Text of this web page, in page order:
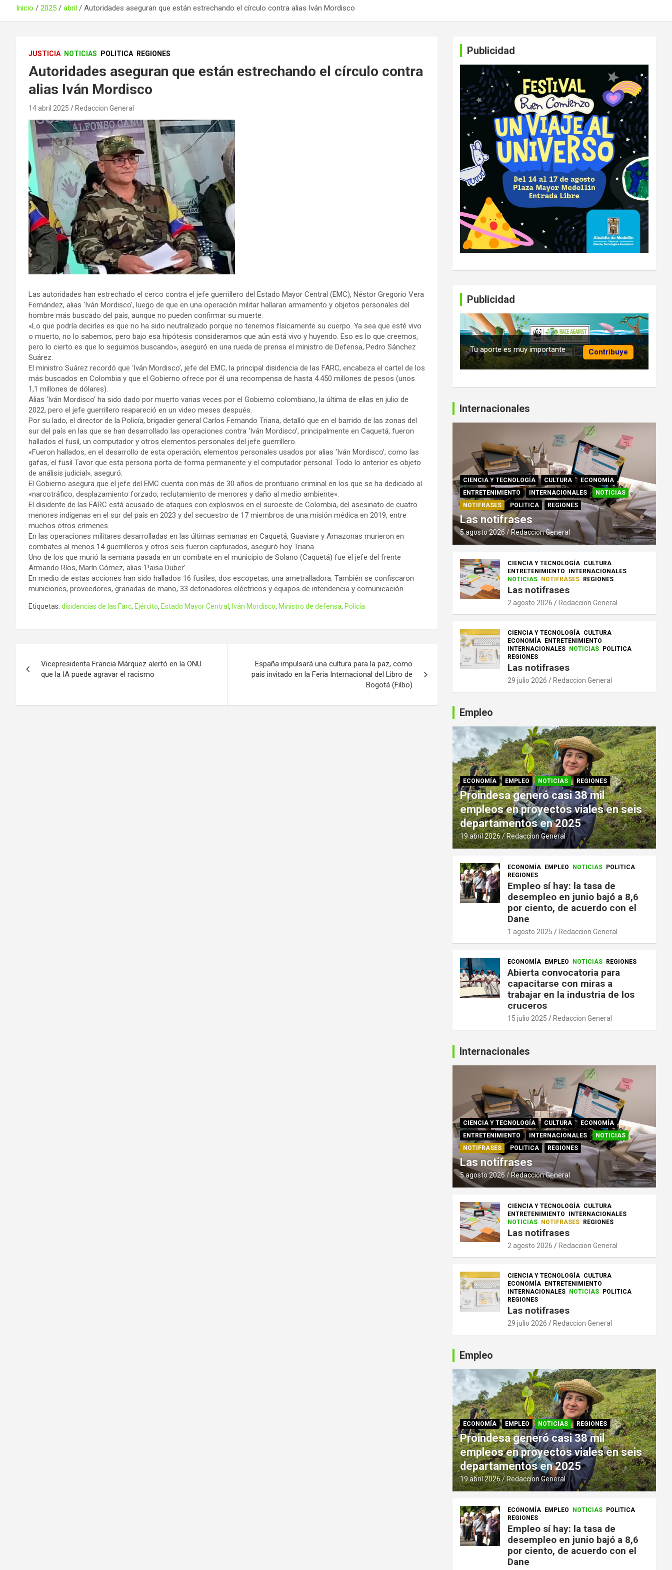
Inicio 2025 abril Autoridades aseguran que están estrechando el círculo contra alias Iván Mordisco
JUSTICIA NOTICIAS POLITICA REGIONES
Autoridades aseguran que están estrechando el círculo contra
alias Iván Mordisco
14 abril 2025 Redaccion General
Las autoridades han estrechado el cerco contra el jefe guerrillero del Estado Mayor Central (EMC), Néstor Gregorio Vera
Fernández, alias ‘Iván Mordisco’, luego de que en una operación militar hallaran armamento y objetos personales del
hombre más buscado del país, aunque no pueden confirmar su muerte.
«Lo que podría decirles es que no ha sido neutralizado porque no tenemos físicamente su cuerpo. Ya sea que esté vivo
o muerto, no lo sabemos, pero bajo esa hipótesis consideramos que aún está vivo y huyendo. Eso es lo que creemos,
pero lo cierto es que lo seguimos buscando», aseguró en una rueda de prensa el ministro de Defensa, Pedro Sánchez
Suárez.
El ministro Suárez recordó que ‘Iván Mordisco’, jefe del EMC, la principal disidencia de las FARC, encabeza el cartel de los
más buscados en Colombia y que el Gobierno ofrece por él una recompensa de hasta 4.450 millones de pesos (unos
1,1 millones de dólares).
Alias ‘Iván Mordisco’ ha sido dado por muerto varias veces por el Gobierno colombiano, la última de ellas en julio de
2022, pero el jefe guerrillero reapareció en un video meses después.
Por su lado, el director de la Policía, brigadier general Carlos Fernando Triana, detalló que en el barrido de las zonas del
sur del país en las que se han desarrollado las operaciones contra ‘Iván Mordisco’, principalmente en Caquetá, fueron
hallados el fusil, un computador y otros elementos personales del jefe guerrillero.
«Fueron hallados, en el desarrollo de esta operación, elementos personales usados por alias ‘Iván Mordisco’, como las
gafas, el fusil Tavor que esta persona porta de forma permanente y el computador personal. Todo lo anterior es objeto
de análisis judicial», aseguró.
El Gobierno asegura que el jefe del EMC cuenta con más de 30 años de prontuario criminal en los que se ha dedicado al
«narcotráfico, desplazamiento forzado, reclutamiento de menores y daño al medio ambiente».
El disidente de las FARC está acusado de ataques con explosivos en el suroeste de Colombia, del asesinato de cuatro
menores indígenas en el sur del país en 2023 y del secuestro de 17 miembros de una misión médica en 2019, entre
muchos otros crímenes.
En las operaciones militares desarrolladas en las últimas semanas en Caquetá, Guaviare y Amazonas murieron en
combates al menos 14 guerrilleros y otros seis fueron capturados, aseguró hoy Triana.
Uno de los que murió la semana pasada en un combate en el municipio de Solano (Caquetá) fue el jefe del frente
Armando Ríos, Marín Gómez, alias ‘Paisa Duber’.
En medio de estas acciones han sido hallados 16 fusiles, dos escopetas, una ametralladora. También se confiscaron
municiones, proveedores, granadas de mano, 33 detonadores eléctricos y equipos de intendencia y comunicación.
Etiquetas: disidencias de las Farc, Ejército, Estado Mayor Central, Iván Mordisco, Ministro de defensa, Policía
de
Vicepresidenta Francia Márquez alertó en la ONU
que la IA puede agravar el racismo
España impulsará una cultura para la paz, como
país invitado en la Feria Internacional del Libro de
Bogotá (Filbo)
Publicidad
Publicidad
Contribuye
Tu aporte es muy importante
Internacionales
CIENCIA Y TECNOLOGÍA CULTURA
ECONOMÍA
ENTRETENIMIENTO
INTERNACIONALES
NOTICIAS
NOTIFRASES
POLITICA REGIONES
Las notifrases
5 agosto 2026 Redaccion General
CIENCIA Y TECNOLOGÍA CULTURA
ENTRETENIMIENTO
INTERNACIONALES
NOTICIAS
NOTIFRASES REGIONES
Las notifrases
2 agosto 2026 Redaccion General
CIENCIA Y TECNOLOGÍA CULTURA
ECONOMÍA
ENTRETENIMIENTO
INTERNACIONALES
NOTICIAS
POLITICA
REGIONES
Las notifrases
29 julio 2026 Redaccion General
Empleo
ECONOMÍA EMPLEO NOTICIAS REGIONES
Proindesa generó casi 38 mil
empleos en proyectos viales en seis
departamentos en 2025
19 abril 2026 Redaccion General
ECONOMÍA EMPLEO NOTICIAS
POLITICA
REGIONES
Empleo sí hay: la tasa de
desempleo en junio bajó a 8,6
por ciento, de acuerdo con el
Dane
1 agosto 2025 Redaccion General
ECONOMÍA EMPLEO NOTICIAS REGIONES
Abierta convocatoria para
capacitarse con miras a
trabajar en la industria de los
cruceros
15 julio 2025 Redaccion General
Internacionales
CIENCIA Y TECNOLOGÍA CULTURA
ECONOMÍA
ENTRETENIMIENTO
INTERNACIONALES
NOTICIAS
NOTIFRASES
POLITICA REGIONES
Las notifrases
5 agosto 2026 Redaccion General
CIENCIA Y TECNOLOGÍA CULTURA
ENTRETENIMIENTO
INTERNACIONALES
NOTICIAS
NOTIFRASES REGIONES
Las notifrases
2 agosto 2026 Redaccion General
CIENCIA Y TECNOLOGÍA CULTURA
ECONOMÍA
ENTRETENIMIENTO
INTERNACIONALES
NOTICIAS
POLITICA
REGIONES
Las notifrases
29 julio 2026 Redaccion General
Empleo
ECONOMÍA EMPLEO NOTICIAS REGIONES
Proindesa generó casi 38 mil
empleos en proyectos viales en seis
departamentos en 2025
19 abril 2026 Redaccion General
ECONOMÍA EMPLEO NOTICIAS
POLITICA
REGIONES
Empleo sí hay: la tasa de
desempleo en junio bajó a 8,6
por ciento, de acuerdo con el
Dane